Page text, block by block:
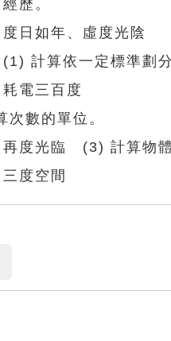
歷。
度日如年、虛度光陰
計算依一定標準劃
耗電三百度
次數的單位。
再度光臨 (3) 計算物
三度空間